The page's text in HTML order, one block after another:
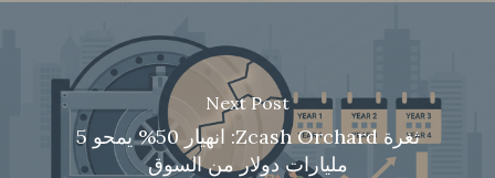
Next Post
ثغرة Zcash Orchard: انهيار 50% يمحو 5
مليارات دولار من السوق